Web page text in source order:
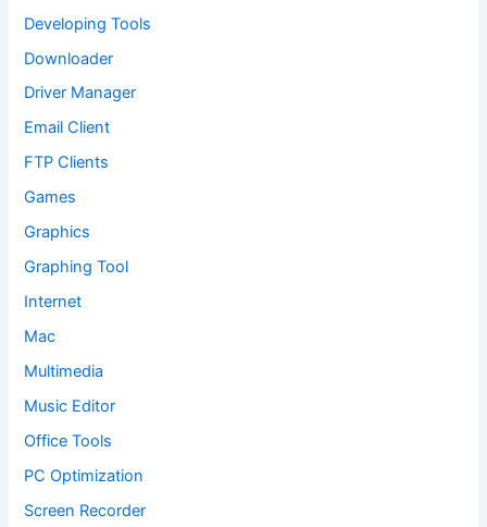
Developing Tools
Downloader
Driver Manager
Email Client
FTP Clients
Games
Graphics
Graphing Tool
Internet
Mac
Multimedia
Music Editor
Office Tools
PC Optimization
Screen Recorder